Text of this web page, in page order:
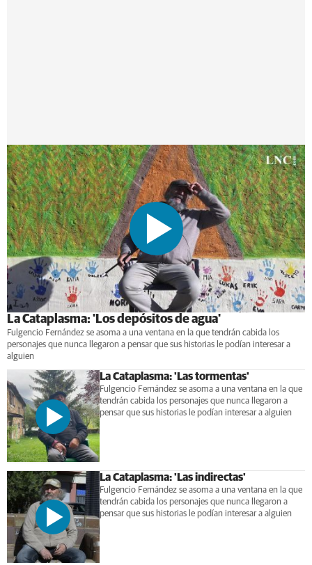
La Cataplasma: 'Los depósitos de agua'
Fulgencio Fernández se asoma a una ventana en la que tendrán cabida los
personajes que nunca llegaron a pensar que sus historias le podían interesar a
alguien
La Cataplasma: 'Las tormentas'
Fulgencio Fernández se asoma a una ventana en la que
tendrán cabida los personajes que nunca llegaron a
pensar que sus historias le podían interesar a alguien
La Cataplasma: 'Las indirectas'
Fulgencio Fernández se asoma a una ventana en la que
tendrán cabida los personajes que nunca llegaron a
pensar que sus historias le podían interesar a alguien